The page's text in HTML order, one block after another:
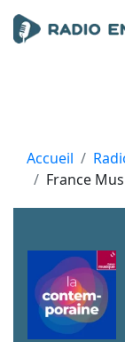
Accueil
France